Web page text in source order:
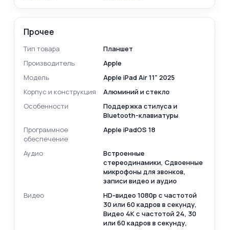
Прочее
Тип товара
Планшет
Производитель
Apple
Модель
Apple iPad Air 11" 2025
Корпус и конструкция
Алюминий и стекло
Особенности
Поддержка стилуса и
Bluetooth-клавиатуры
Программное
обеспечение
Apple iPadOS 18
Аудио
Встроенные
cтереодинамики, Сдвоенные
микрофоны для звонков,
записи видео и аудио
Видео
HD‑видео 1080p с частотой
30 или 60 кадров в секунду,
Видео 4K с частотой 24, 30
или 60 кадров в секунду,